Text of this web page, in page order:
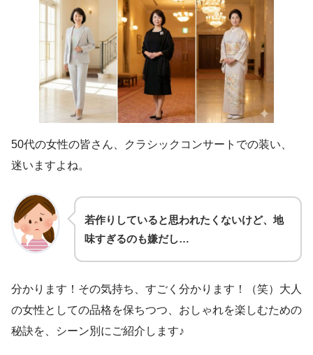
50代の女性の皆さん、クラシックコンサートでの装い、
迷いますよね。
若作りしていると思われたくないけど、地
味すぎるのも嫌だし…
分かります！その気持ち、すごく分かります！（笑）大人
の女性としての品格を保ちつつ、おしゃれを楽しむための
秘訣を、シーン別にご紹介します♪